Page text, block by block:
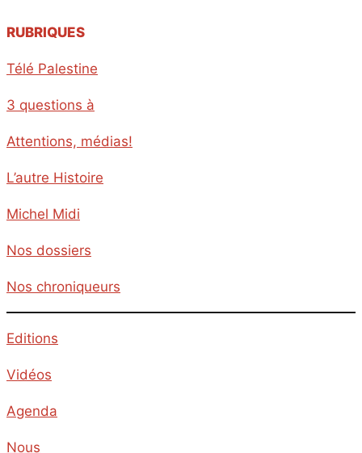
RUBRIQUES
Afrique
Amérique latine
Environnement
Etats-Unis
Société
Télé Palestine
3 questions à
Attentions, médias!
L’autre Histoire
Michel Midi
Nos dossiers
Nos chroniqueurs
Editions
Vidéos
Agenda
Nous